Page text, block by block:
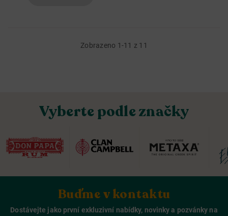
Zobrazeno 1-11 z 11
Vyberte podle značky
Buďme v kontaktu
Dostávejte jako první exkluzivní nabídky, novinky a pozvánky na